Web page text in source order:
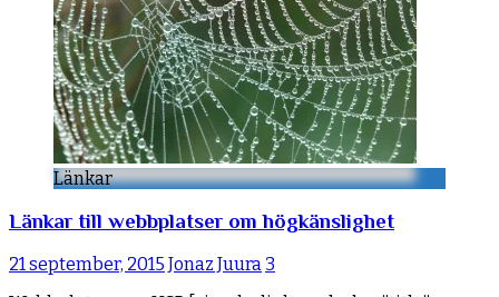
Länkar
Länkar till webbplatser om högkänslighet
21 september, 2015 Jonaz Juura 3